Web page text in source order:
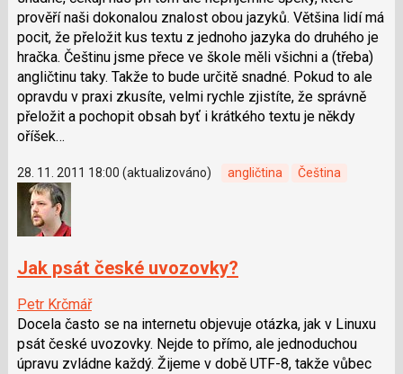
prověří naši dokonalou znalost obou jazyků. Většina lidí má
pocit, že přeložit kus textu z jednoho jazyka do druhého je
hračka. Češtinu jsme přece ve škole měli všichni a (třeba)
angličtinu taky. Takže to bude určitě snadné. Pokud to ale
opravdu v praxi zkusíte, velmi rychle zjistíte, že správně
přeložit a pochopit obsah byť i krátkého textu je někdy
oříšek…
28. 11. 2011 18:00 (aktualizováno) angličtina Čeština
Jak psát české uvozovky?
Petr Krčmář
Docela často se na internetu objevuje otázka, jak v Linuxu
psát české uvozovky. Nejde to přímo, ale jednoduchou
úpravu zvládne každý. Žijeme v době UTF-8, takže vůbec